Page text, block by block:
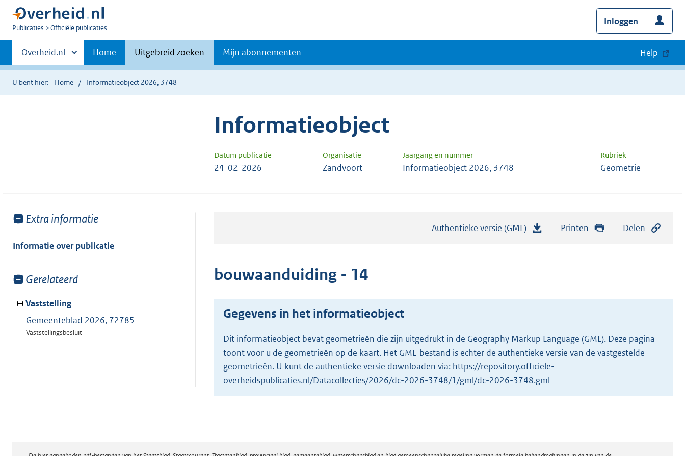
U
Publicaties Officiële publicaties
Inloggen
Primaire
navigatie
Andere
sites
binnen
Overheid.nl Home Uitgebreid zoeken Mijn abonnementen Help
U bent hier: Home Informatieobject 2026, 3748
Informatieobject
Datum publicatie Organisatie Jaargang en nummer Rubriek
24-02-2026 Zandvoort Informatieobject 2026, 3748 Geometrie
Toon
van:
Extra informatie
Informatie over publicatie
Toon
van:
Gerelateerd
Vaststelling
Gemeenteblad 2026, 72785
Vaststellingsbesluit
Authentieke versie (GML)
n
g
r
o
o
Printen Delen
bouwaanduiding - 14
Gegevens in het informatieobject
Dit informatieobject bevat geometrieën die zijn uitgedrukt in de Geography Markup Language (GML). Deze pagina
toont voor u de geometrieën op de kaart. Het GML-bestand is echter de authentieke versie van de vastgestelde
geometrieën. U kunt de authentieke versie downloaden via: https://repository.officiele-
overheidspublicaties.nl/Datacollecties/2026/dc-2026-3748/1/gml/dc-2026-3748.gml